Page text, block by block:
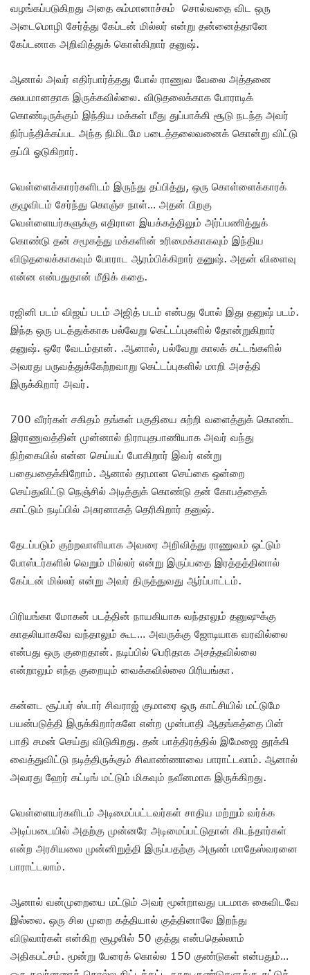
வழங்கப்படுகிறது அதை சும்மானாச்சும் சொல்வதை விட ஒரு
அடைமொழி சேர்த்து கேப்டன் மில்லர் என்று தன்னைத்தானே
கேப்டனாக அறிவித்துக் கொள்கிறார் தனுஷ்.
ஆனால் அவர் எதிர்பார்த்தது போல் ராணுவ வேலை அத்தனை
சுலபமானதாக இருக்கவில்லை. விடுதலைக்காக போராடிக்
கொண்டிருக்கும் இந்திய மக்கள் மீது துப்பாக்கி சூடு நடந்த அவர்
நிர்பந்திக்கப்பட அந்த நிமிடமே படைத்தலைவனைக் கொன்று விட்டு
தப்பி ஓடுகிறார்.
வெள்ளைக்காரர்களிடம் இருந்து தப்பித்து, ஒரு கொள்ளைக்காரக்
குழுவிடம் சேர்ந்து கொஞ்ச நாள்… அதன் பிறகு
வெள்ளையர்களுக்கு எதிரான இயக்கத்திலும் அர்ப்பணித்துக்
கொண்டு தன் சமூகத்து மக்களின் உரிமைக்காகவும் இந்திய
விடுதலைக்காகவும் போராட ஆரம்பிக்கிறார் தனுஷ். அதன் விளைவு
என்ன என்பதுதான் மீதிக் கதை.
ரஜினி படம் விஜய் படம் அஜித் படம் என்பது போல் இது தனுஷ் படம்.
இந்த ஒரு படத்துக்காக பல்வேறு கெட்டப்புகளில் தோன்றுகிறார்
தனுஷ். ஒரே வேடம்தான். .ஆனால், பல்வேறு காலக் கட்டங்களில்
அவரது பருவத்துக்கேற்றவாறு கெட்டப்புகளில் மாறி அசத்தி
இருக்கிறார் அவர்.
700 வீரர்கள் சகிதம் தங்கள் பகுதியை சுற்றி வளைத்துக் கொண்ட
இராணுவத்தின் முன்னால் நிராயுதபாணியாக அவர் வந்து
நிற்கையில் என்ன செய்யப் போகிறார் இவர் என்று
பதைபதைக்கிறோம். ஆனால் தரமான செய்கை ஒன்றை
செய்துவிட்டு நெஞ்சில் அடித்துக் கொண்டு தன் கோபத்தைக்
காட்டும் நடிப்பில் அசுரனாகத் தெரிகிறார் தனுஷ்.
தேடப்படும் குற்றவாளியாக அவரை அறிவித்து ராணுவம் ஒட்டும்
போஸ்டர்களில் வெறும் மில்லர் என்று இருப்பதை இரத்தத்தினால்
கேப்டன் மில்லர் என்று அவர் திருத்துவது ஆர்ப்பாட்டம்.
பிரியங்கா மோகன் படத்தின் நாயகியாக வந்தாலும் தனுஷுக்கு
காதலியாகவே வந்தாலும் கூட… அவருக்கு ஜோடியாக வரவில்லை
என்பது ஒரு குறைதான். நடிப்பில் பெரிதாக அசத்தவில்லை
என்றாலும் எந்த குறையும் வைக்கவில்லை பிரியங்கா.
கன்னட சூப்பர் ஸ்டார் சிவராஜ் குமாரை ஒரு காட்சியில் மட்டுமே
பயன்படுத்தி இருக்கிறார்களே என்ற முன்பாதி ஆதங்கத்தை பின்
பாதி சமன் செய்து விடுகிறது. தன் பாத்திரத்தில் இமேஜை தூக்கி
வைத்துவிட்டு நடித்திருக்கும் சிவாண்ணாவை பாராட்டலாம். ஆனால்
அவரது ஹேர் கட்டிங் மட்டும் மிகவும் நவீனமாக இருக்கிறது.
வெள்ளையர்களிடம் அடிமைப்பட்டவர்கள் சாதிய மற்றும் வர்க்க
அடிப்படையில் அதற்கு முன்னரே அடிமைப்பட்டுதான் கிடந்தார்கள்
என்ற அரசியலை முன்னிறுத்தி இருப்பதற்கு அருண் மாதேஸ்வரனை
பாராட்டலாம்.
ஆனால் வன்முறையை மட்டும் அவர் மூன்றாவது படமாக கைவிடவே
இல்லை. ஒரு சில முறை கத்தியால் குத்தினாலே இறந்து
விடுவார்கள் என்கிற சூழலில் 50 குத்து என்பதெல்லாம்
அதிகபட்சம். மூன்று பேரைக் கொல்ல 150 குண்டுகள் என்பதும்…